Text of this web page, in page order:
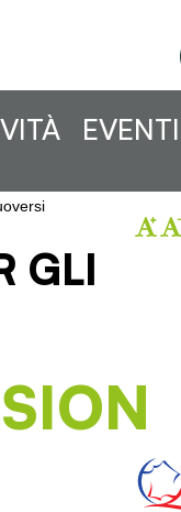
EVENTI
GLI